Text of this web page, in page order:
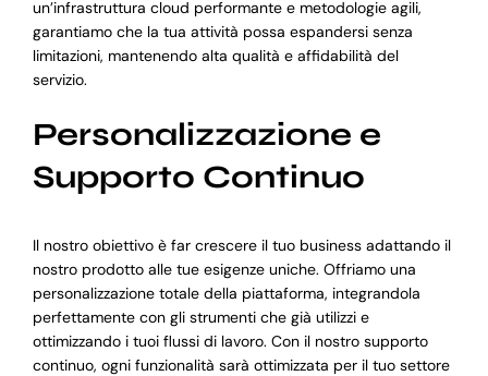
un’infrastruttura cloud performante e metodologie agili,
garantiamo che la tua attività possa espandersi senza
limitazioni, mantenendo alta qualità e affidabilità del
servizio.
Personalizzazione e
Supporto Continuo
Il nostro obiettivo è far crescere il tuo business adattando il
nostro prodotto alle tue esigenze uniche. Offriamo una
personalizzazione totale della piattaforma, integrandola
perfettamente con gli strumenti che già utilizzi e
ottimizzando i tuoi flussi di lavoro. Con il nostro supporto
continuo, ogni funzionalità sarà ottimizzata per il tuo settore